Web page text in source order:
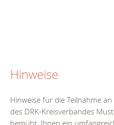
Hinweise
Hinweise für die Teilnahme
des DRK-Kreisverbandes